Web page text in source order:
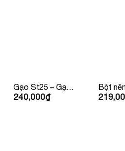
Gạo St25 – Gạo
Ông Cua 5kg
240,000₫
Bột
Youki